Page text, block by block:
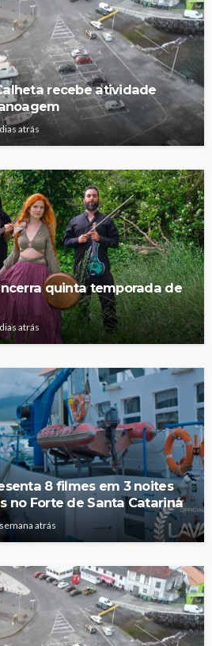
recebe atividade
atrás
quinta temporada de
atrás
8 filmes em 3 noites
no Forte de Santa Catarina
atrás